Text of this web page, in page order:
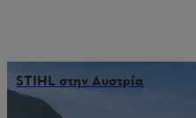
STIHL στην Αυστρία